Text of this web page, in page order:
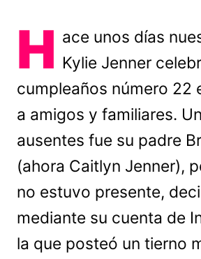
H ace unos días
Kylie Jenner
cumpleaños número 22
a amigos y familiares.
ausentes fue su padre
(ahora Caitlyn Jenner),
no estuvo presente,
mediante su cuenta de
la que posteó un tierno